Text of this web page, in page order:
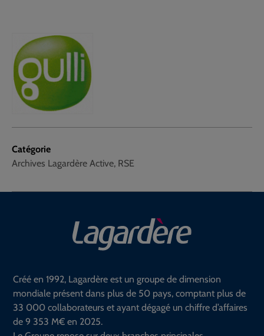
Catégorie
Archives Lagardère Active, RSE
Créé en 1992, Lagardère est un groupe de dimension
mondiale présent dans plus de 50 pays, comptant plus de
33 000 collaborateurs et ayant dégagé un chiffre d’affaires
de 9 353 M€ en 2025.